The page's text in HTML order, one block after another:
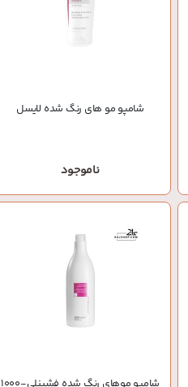
شامپو مو های رنگ شده لایسل
ناموجود
شامپو موهای رنگ شده فشینلی-1000